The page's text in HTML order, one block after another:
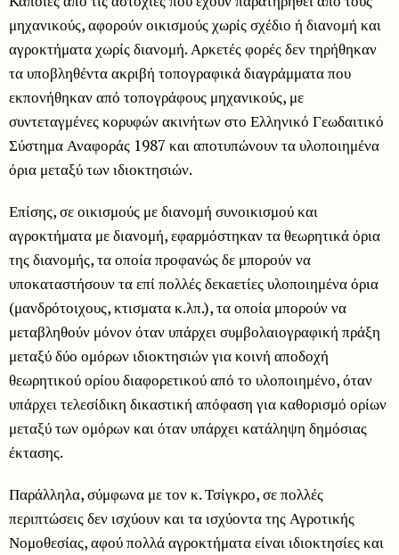
μηχανικούς, αφορούν οικισμούς χωρίς σχέδιο ή διανομή και
αγροκτήματα χωρίς διανομή. Αρκετές φορές δεν τηρήθηκαν
τα υποβληθέντα ακριβή τοπογραφικά διαγράμματα που
εκπονήθηκαν από τοπογράφους μηχανικούς, με
συντεταγμένες κορυφών ακινήτων στο Ελληνικό Γεωδαιτικό
Σύστημα Αναφοράς 1987 και αποτυπώνουν τα υλοποιημένα
όρια μεταξύ των ιδιοκτησιών.
Επίσης, σε οικισμούς με διανομή συνοικισμού και
αγροκτήματα με διανομή, εφαρμόστηκαν τα θεωρητικά όρια
της διανομής, τα οποία προφανώς δε μπορούν να
υποκαταστήσουν τα επί πολλές δεκαετίες υλοποιημένα όρια
(μανδρότοιχους, κτισματα κ.λπ.), τα οποία μπορούν να
μεταβληθούν μόνον όταν υπάρχει συμβολαιογραφική πράξη
μεταξύ δύο ομόρων ιδιοκτησιών για κοινή αποδοχή
θεωρητικού ορίου διαφορετικού από το υλοποιημένο, όταν
υπάρχει τελεσίδικη δικαστική απόφαση για καθορισμό ορίων
μεταξύ των ομόρων και όταν υπάρχει κατάληψη δημόσιας
έκτασης.
Παράλληλα, σύμφωνα με τον κ. Τσίγκρο, σε πολλές
περιπτώσεις δεν ισχύουν και τα ισχύοντα της Αγροτικής
Νομοθεσίας, αφού πολλά αγροκτήματα είναι ιδιοκτησίες και